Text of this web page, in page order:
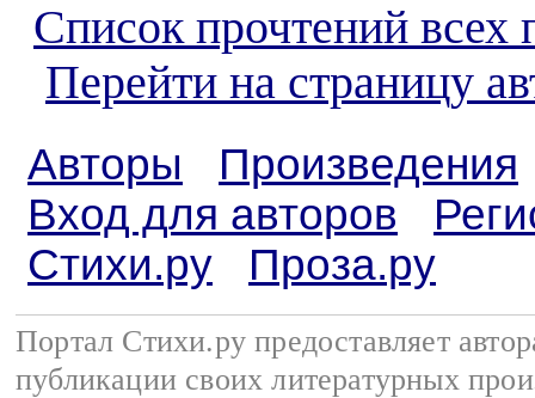
Список прочтений всех
Перейти на страницу
Авторы
Произведения
Вход для авторов
Стихи.ру
Проза.ру
Портал Стихи.ру предоставляет
публикации своих литературных